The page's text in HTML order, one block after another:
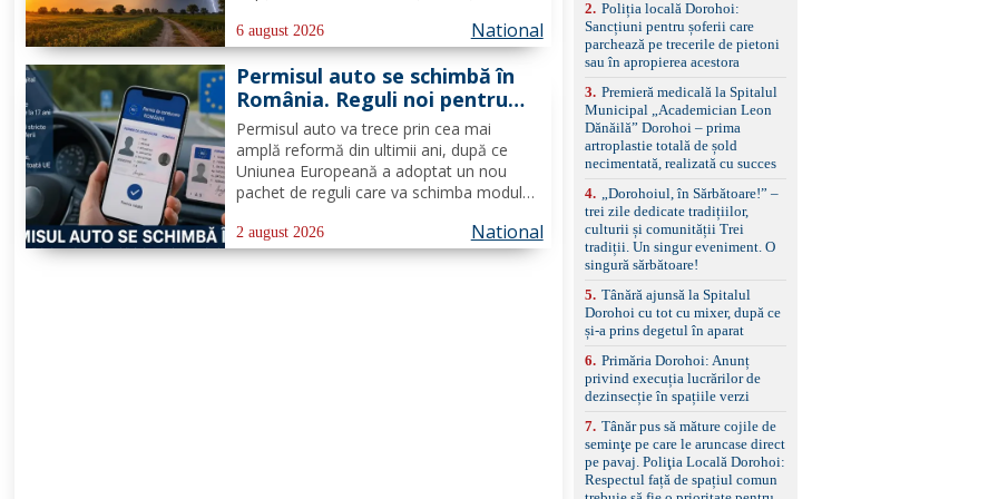
extreme vor fi în vigoare în acelaşi timp în
mare parte din ţară: un cod de caniculă şi
unul de...
6 august 2026 National
Permisul auto se schimbă în
România. Reguli noi pentru
milioane de conducători auto
Permisul auto va trece prin cea mai
amplă reformă din ultimii ani, după ce
Uniunea Europeană a adoptat un nou
pachet de reguli care va schimba modul
documentului. România va trebui să
transpună noile prevederi în legislația
2 august 2026 National
reglaj lombar electric
pentru șofer și pasager
Volan multifuncțional
îmbrăcat în piele, cu
treptelor Adaptive cruise
control, asistent
schimbare bandă și
menținere bandă Faruri
bi-xenon adaptive cu
funcție Cornering,
asistent fază lungă
automată , lumini de zi
LED, proiectoare ceață
LED, spălătoare faruri
față/spate, cameră
marșarier Keyless entry
& start, geamuri electrice
electrice, încălzite și
rabatabile Sistem hands-
free, Bluetooth, USB
Sistem start/stop, frână
de parcare electrică,
anvelope vară runflat
Control presiune pneuri,
filtru de particule,
2. Poliția locală Dorohoi:
Sancțiuni pentru șoferii care
parchează pe trecerile de pietoni
sau în apropierea acestora
3. Premieră medicală la Spitalul
Municipal „Academician Leon
Dănăilă” Dorohoi – prima
artroplastie totală de șold
necimentată, realizată cu succes
4.
„Dorohoiul, în Sărbătoare!” –
trei zile dedicate tradițiilor,
culturii și comunității Trei
tradiții. Un singur eveniment. O
singură sărbătoare!
5. Tânără ajunsă la Spitalul
Dorohoi cu tot cu mixer, după ce
și-a prins degetul în aparat
6. Primăria Dorohoi: Anunț
privind execuția lucrărilor de
dezinsecție în spațiile verzi
7. Tânăr pus să măture cojile de
seminţe pe care le aruncase direct
pe pavaj. Poliţia Locală Dorohoi:
Respectul față de spațiul comun